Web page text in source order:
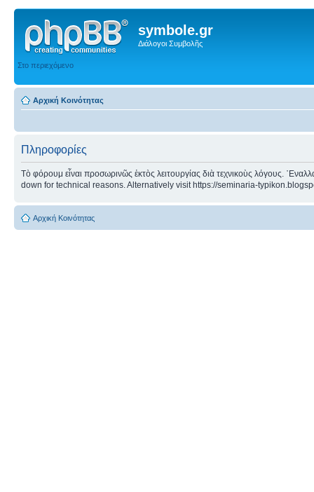
symbole.gr
Διάλογοι Συμβολῆς
Στο περιεχόμενο
Αρχική Κοινότητας
Πληροφορίες
Τὸ φόρουμ εἶναι προσωρινῶς ἐκτὸς λειτουργίας διὰ τεχνικοὺς λόγους.
down for technical reasons. Alternatively visit https://seminaria-
Αρχική Κοινότητας